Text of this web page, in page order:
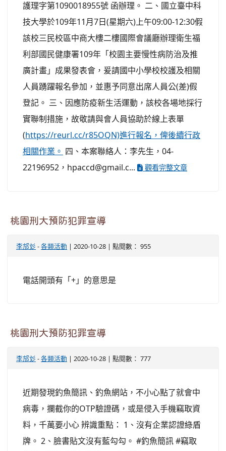
護理字第1090018955號 函辦理。 二、國立臺中科
技大學於109年11月7日(星期六)上午09:00-12:30假
該校三民校區中商大樓二樓國際會議廳辦理衛生福
利部國民健康署109年「校園主要慢性病防治及推
廣計畫」成果發表會，爰請國中小學校校護及相關
人員踴躍報名參加，並惠予同意出席人員公(差)假
登記。 三、因應防疫新生活運動，該校各場地採行
實聯制措施，故敬請與會人員協助於線上表單
(https://reurl.cc/r85OQN)進行報名，俾後續行政
相關作業。 四、本案聯絡人：李先生，04-
22196952，hpaccd@gmail.c...
觀看完整文章
桃園刑大預防犯罪宣導
李邡彣 -各類活動 | 2020-10-28 | 點閱數： 955
電話開頭有「+」的意思是
桃園刑大預防犯罪宣導
李邡彣 -各類活動 | 2020-10-28 | 點閱數： 777
近期發現釣魚簡訊、釣魚網站，不小心點了就會中
病毒，攔截你的OTP驗證碼，或是侵入手機竊取資
料，千萬要小心 辨識重點： 1、沒有企業認證綠盾
牌。 2、臉書貼文沒有藍勾勾。 #釣魚簡訊 #竊取